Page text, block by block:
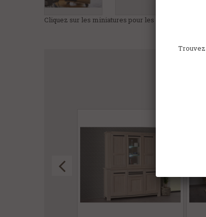
Cliquez sur les miniatures pour les agrandir